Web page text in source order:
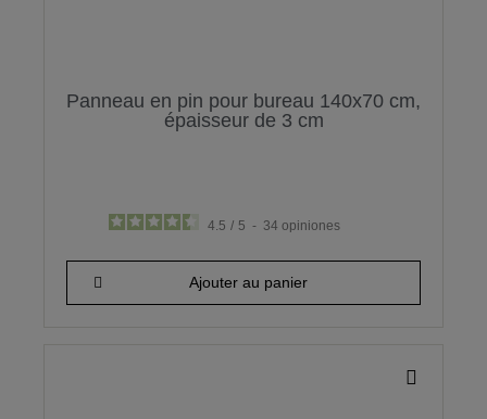
Panneau en pin pour bureau 140x70 cm,
épaisseur de 3 cm
4.5 / 5 - 34opiniones
136,97 €
Ajouter au panier